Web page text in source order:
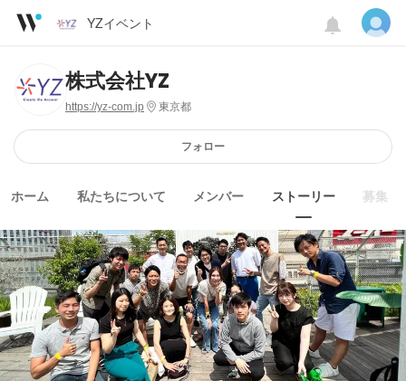
YZイベント
株式会社YZ
https://yz-com.jp 東京都
フォロー
ホーム 私たちについて メンバー ストーリー 募集